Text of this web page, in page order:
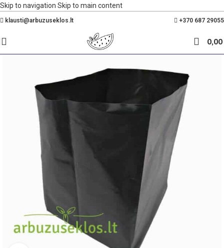
Skip to navigation Skip to main content
klausti@arbuzuseklos.lt +370 687 29055
0,00